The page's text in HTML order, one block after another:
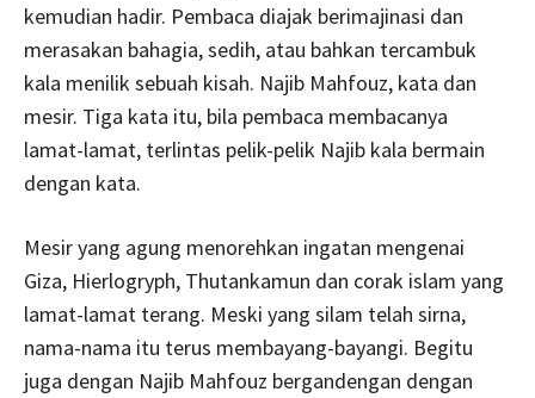
kemudian hadir. Pembaca diajak berimajinasi dan
merasakan bahagia, sedih, atau bahkan tercambuk
kala menilik sebuah kisah. Najib Mahfouz, kata dan
mesir. Tiga kata itu, bila pembaca membacanya
lamat-lamat, terlintas pelik-pelik Najib kala bermain
dengan kata.
Mesir yang agung menorehkan ingatan mengenai
Giza, Hierlogryph, Thutankamun dan corak islam yang
lamat-lamat terang. Meski yang silam telah sirna,
nama-nama itu terus membayang-bayangi. Begitu
juga dengan Najib Mahfouz bergandengan dengan